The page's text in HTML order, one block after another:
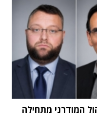
המודרני מתחילה